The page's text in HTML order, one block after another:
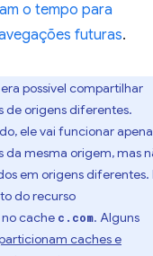
o tempo para
futuras.
possível compartilhar
de origens diferentes.
ele vai funcionar
da mesma origem, mas
em origens diferentes.
do recurso
no cache c.com. Alguns
caches e